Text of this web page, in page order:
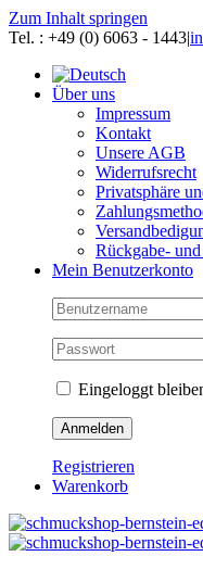
Zum Inhalt springen
Tel. : +49 (0) 6063 - 1443|
Über uns
Impressum
Kontakt
Unsere AGB
Widerrufsrecht
Privatsphäre
Rückgabe-
Mein Benutzerkonto
Eingeloggt
Registrieren
Warenkorb